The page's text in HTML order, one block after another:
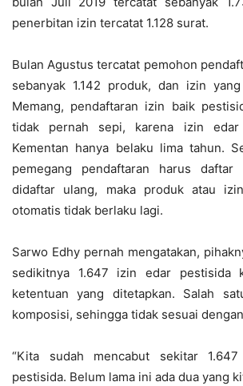
penerbitan izin tercatat 1.128 surat.
Bulan Agustus tercatat pemohon
sebanyak 1.142 produk, dan izin
Memang, pendaftaran izin baik
tidak pernah sepi, karena izin edar
Kementan hanya belaku lima tahun.
pemegang pendaftaran harus
didaftar ulang, maka produk atau
otomatis tidak berlaku lagi.
Sarwo Edhy pernah mengatakan,
sedikitnya 1.647 izin edar pestisida
ketentuan yang ditetapkan. Salah
komposisi, sehingga tidak sesuai
“Kita sudah mencabut sekitar
pestisida. Belum lama ini ada dua yang